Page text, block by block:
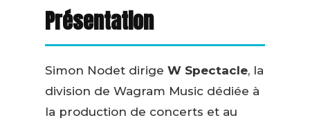
Présentation
Simon Nodet dirige W Spectacle, la
division de Wagram Music dédiée à
la production de concerts et au